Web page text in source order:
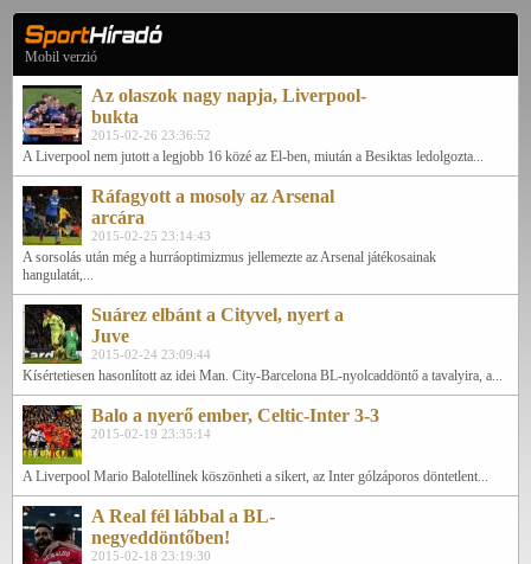
Mobil verzió
Az olaszok nagy napja, Liverpool-
bukta
2015-02-26 23:36:52
A Liverpool nem jutott a legjobb 16 közé az El-ben, miután a Besiktas ledolgozta...
Ráfagyott a mosoly az Arsenal
arcára
2015-02-25 23:14:43
A sorsolás után még a hurráoptimizmus jellemezte az Arsenal játékosainak
hangulatát,...
Suárez elbánt a Cityvel, nyert a
Juve
2015-02-24 23:09:44
Kísértetiesen hasonlított az idei Man. City-Barcelona BL-nyolcaddöntő a tavalyira, a...
Balo a nyerő ember, Celtic-Inter 3-3
2015-02-19 23:35:14
A Liverpool Mario Balotellinek köszönheti a sikert, az Inter gólzáporos döntetlent...
A Real fél lábbal a BL-
negyeddöntőben!
2015-02-18 23:19:30